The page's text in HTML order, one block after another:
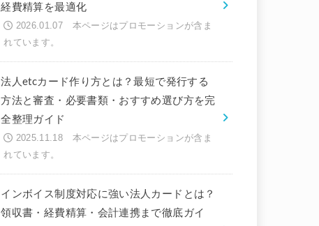
経費精算を最適化
2026.01.07
法人etcカード作り方とは？最短で発行する
方法と審査・必要書類・おすすめ選び方を完
全整理ガイド
2025.11.18
インボイス制度対応に強い法人カードとは？
領収書・経費精算・会計連携まで徹底ガイ